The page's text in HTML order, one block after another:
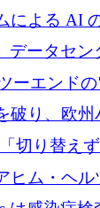
め、
による AI
に 35 万ポ
データセ
ムの拡張に
ーエンド
トを構築
破り、欧
切り替え
ヒム・ヘル
を埋めるた